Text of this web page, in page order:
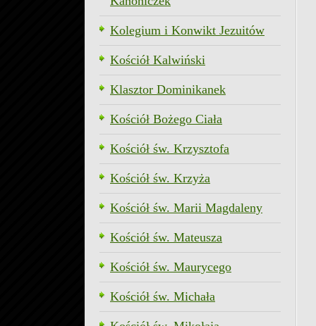
Kolegium i Konwikt Jezuitów
Kościół Kalwiński
Klasztor Dominikanek
Kościół Bożego Ciała
Kościół św. Krzysztofa
Kościół św. Krzyża
Kościół św. Marii Magdaleny
Kościół św. Mateusza
Kościół św. Maurycego
Kościół św. Michała